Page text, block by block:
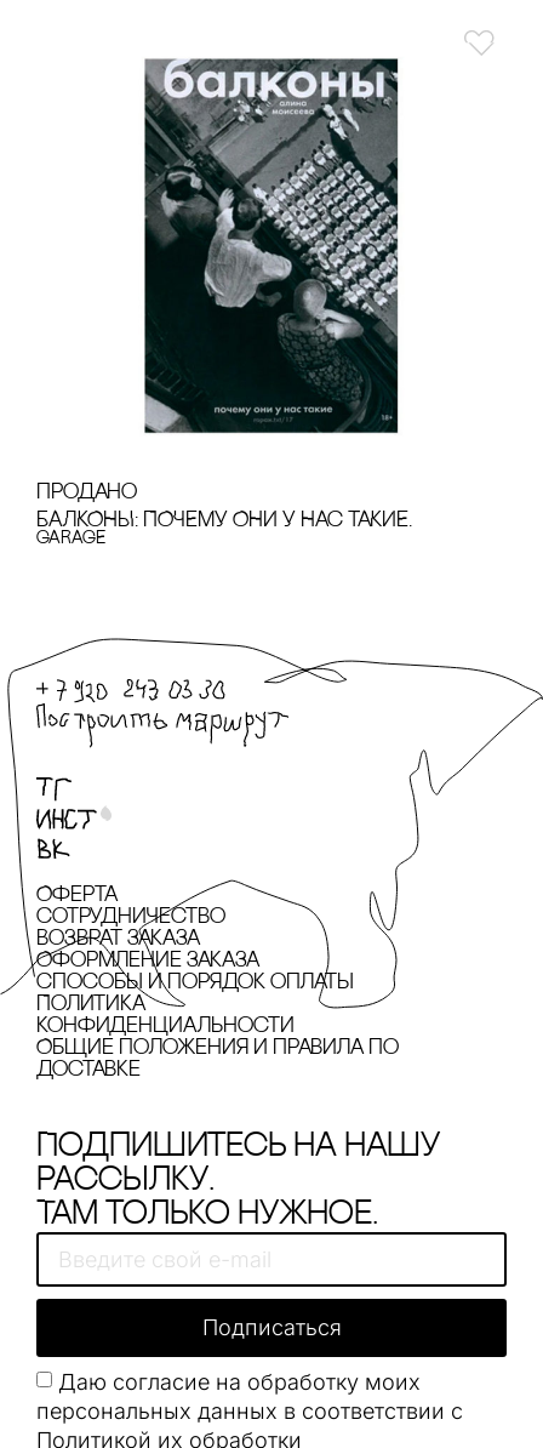
продано
БАЛКОНЫ: ПОЧЕМУ ОНИ У НАс ТАКИЕ.
GARAGE
Оферта
сотрудничество
Возврат заказа
Оформление заказа
cпособы и порядок оплаты
Политика
конфиденциальности
Общие положения и правила по
доставке
Подпишитесь на нашу
рассылку.
Там только нужное.
Даю согласие на обработку моих
персональных данных в соответствии с
Политикой их обработки
Подписаться